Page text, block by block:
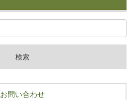
お問い合わせ